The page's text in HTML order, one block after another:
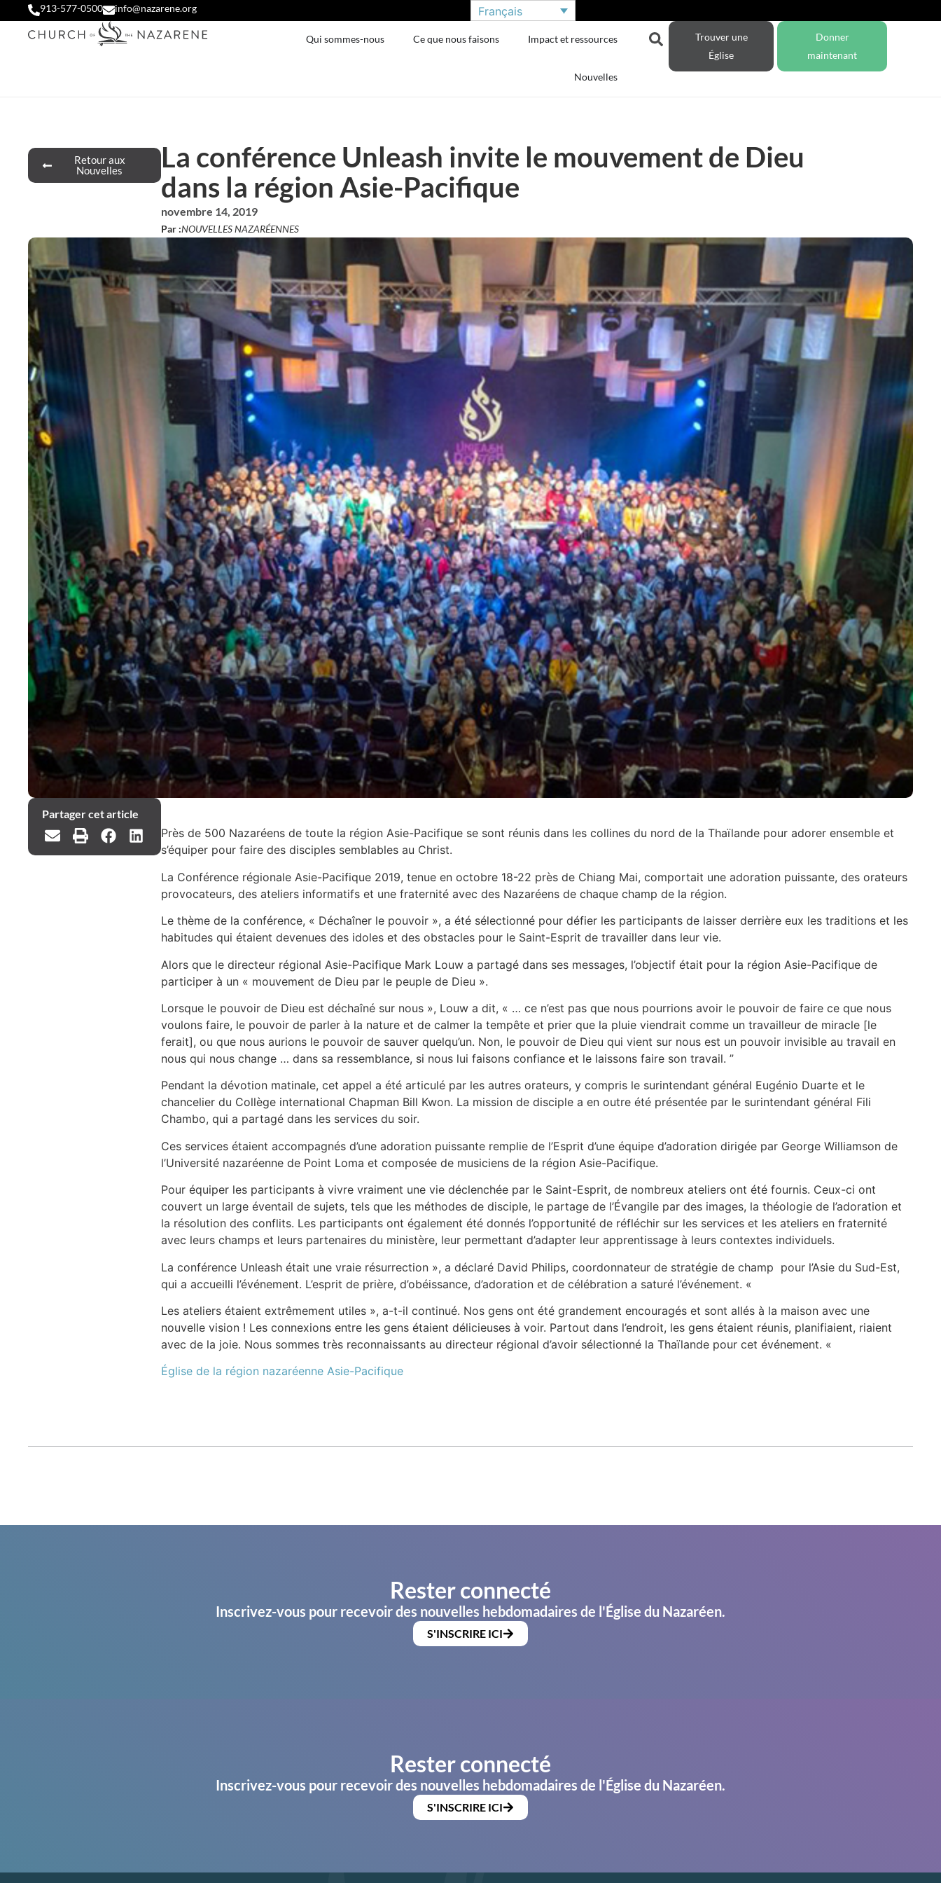
913-577-0500 info@nazarene.org Français
Qui sommes-nous Ce que nous faisons Impact et ressources
Nouvelles
Trouver une
Église
Donner
maintenant
Retour aux
Nouvelles
La conférence Unleash invite le mouvement de Dieu
dans la région Asie-Pacifique
novembre 14, 2019
Par :NOUVELLES NAZARÉENNES
Partager cet article
Près de 500 Nazaréens de toute la région Asie-Pacifique se sont réunis dans les collines du nord de la Thaïlande pour adorer ensemble et
s’équiper pour faire des disciples semblables au Christ.
La Conférence régionale Asie-Pacifique 2019, tenue en octobre 18-22 près de Chiang Mai, comportait une adoration puissante, des orateurs
provocateurs, des ateliers informatifs et une fraternité avec des Nazaréens de chaque champ de la région.
Le thème de la conférence, « Déchaîner le pouvoir », a été sélectionné pour défier les participants de laisser derrière eux les traditions et les
habitudes qui étaient devenues des idoles et des obstacles pour le Saint-Esprit de travailler dans leur vie.
Alors que le directeur régional Asie-Pacifique Mark Louw a partagé dans ses messages, l’objectif était pour la région Asie-Pacifique de
participer à un « mouvement de Dieu par le peuple de Dieu ».
Lorsque le pouvoir de Dieu est déchaîné sur nous », Louw a dit, « … ce n’est pas que nous pourrions avoir le pouvoir de faire ce que nous
voulons faire, le pouvoir de parler à la nature et de calmer la tempête et prier que la pluie viendrait comme un travailleur de miracle [le
ferait], ou que nous aurions le pouvoir de sauver quelqu’un. Non, le pouvoir de Dieu qui vient sur nous est un pouvoir invisible au travail en
nous qui nous change … dans sa ressemblance, si nous lui faisons confiance et le laissons faire son travail. ”
Pendant la dévotion matinale, cet appel a été articulé par les autres orateurs, y compris le surintendant général Eugénio Duarte et le
chancelier du Collège international Chapman Bill Kwon. La mission de disciple a en outre été présentée par le surintendant général Fili
Chambo, qui a partagé dans les services du soir.
Ces services étaient accompagnés d’une adoration puissante remplie de l’Esprit d’une équipe d’adoration dirigée par George Williamson de
l’Université nazaréenne de Point Loma et composée de musiciens de la région Asie-Pacifique.
Pour équiper les participants à vivre vraiment une vie déclenchée par le Saint-Esprit, de nombreux ateliers ont été fournis. Ceux-ci ont
couvert un large éventail de sujets, tels que les méthodes de disciple, le partage de l’Évangile par des images, la théologie de l’adoration et
la résolution des conflits. Les participants ont également été donnés l’opportunité de réfléchir sur les services et les ateliers en fraternité
avec leurs champs et leurs partenaires du ministère, leur permettant d’adapter leur apprentissage à leurs contextes individuels.
La conférence Unleash était une vraie résurrection », a déclaré David Philips, coordonnateur de stratégie de champ pour l’Asie du Sud-Est,
qui a accueilli l’événement. L’esprit de prière, d’obéissance, d’adoration et de célébration a saturé l’événement. «
Les ateliers étaient extrêmement utiles », a-t-il continué. Nos gens ont été grandement encouragés et sont allés à la maison avec une
nouvelle vision ! Les connexions entre les gens étaient délicieuses à voir. Partout dans l’endroit, les gens étaient réunis, planifiaient, riaient
avec de la joie. Nous sommes très reconnaissants au directeur régional d’avoir sélectionné la Thaïlande pour cet événement. «
Église de la région nazaréenne Asie-Pacifique
Rester connecté
Inscrivez-vous pour recevoir des nouvelles hebdomadaires de l'Église du Nazaréen.
S'INSCRIRE ICI
Rester connecté
Inscrivez-vous pour recevoir des nouvelles hebdomadaires de l'Église du Nazaréen.
S'INSCRIRE ICI